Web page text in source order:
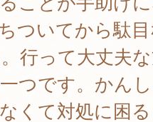
ついてから駄
行って大丈夫
つです。かん
くて対処に困